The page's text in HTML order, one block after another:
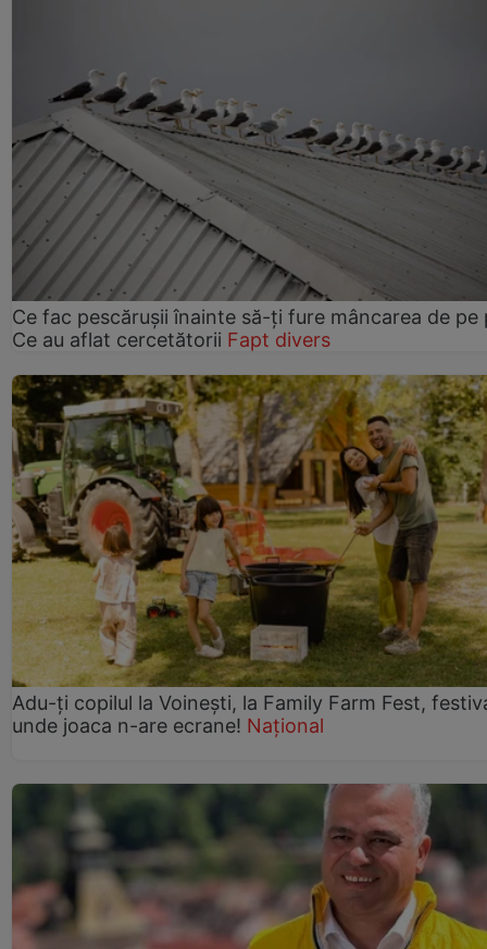
Ce fac pescărușii înainte să-ți fure mâncarea de pe
Ce au aflat cercetătorii Fapt divers
Adu-ți copilul la Voinești, la Family Farm Fest,
unde joaca n-are ecrane! Național